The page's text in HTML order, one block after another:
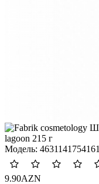
Модель: 4631141754161
9.90AZN